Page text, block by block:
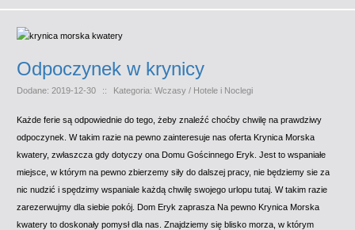
Odpoczynek w krynicy
Dodane: 2019-12-30 :: Kategoria: Wczasy / Hotele i Noclegi
Każde ferie są odpowiednie do tego, żeby znaleźć choćby chwilę na prawdziwy
odpoczynek. W takim razie na pewno zainteresuje nas oferta Krynica Morska
kwatery, zwłaszcza gdy dotyczy ona Domu Gościnnego Eryk. Jest to wspaniałe
miejsce, w którym na pewno zbierzemy siły do dalszej pracy, nie będziemy sie za
nic nudzić i spędzimy wspaniale każdą chwilę swojego urlopu tutaj. W takim razie
zarezerwujmy dla siebie pokój. Dom Eryk zaprasza Na pewno Krynica Morska
kwatery to doskonały pomysł dla nas. Znajdziemy się blisko morza, w którym